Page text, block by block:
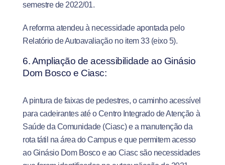
semestre de 2022/01.
A reforma atendeu à necessidade apontada pelo
Relatório de Autoavaliação no item 33 (eixo 5).
6. Ampliação de acessibilidade ao Ginásio
Dom Bosco e Ciasc:
A pintura de faixas de pedestres, o caminho acessível
para cadeirantes até o Centro Integrado de Atenção à
Saúde da Comunidade (Ciasc) e a manutenção da
rota tátil na área do Campus e que permitem acesso
ao Ginásio Dom Bosco e ao Ciasc são necessidades